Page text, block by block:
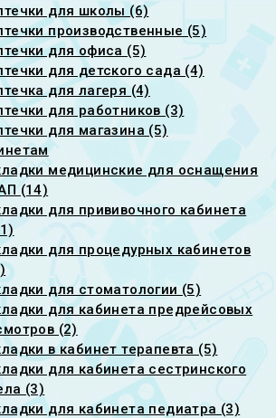
для школы (6)
производственные (5)
для офиса (5)
для детского сада (4)
для лагеря (4)
для работников (3)
для магазина (5)
медицинские для оснащения
(14)
для прививочного кабинета
для процедурных кабинетов
для стоматологии (5)
для кабинета предрейсовых
(2)
в кабинет терапевта (5)
для кабинета сестринского
(3)
для кабинета педиатра (3)